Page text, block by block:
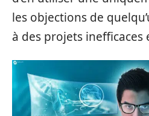
les objections de
à des projets inefficaces